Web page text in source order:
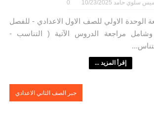
ميس سلوي حامد 10/23/2025
0
الاولي للصف الاول الاعدادي - للفصل
وشامل مراجعة الدروس الآتية ( التناسب -
إقرأ المزيد ...
جبر الصف الثاني الاعدادي